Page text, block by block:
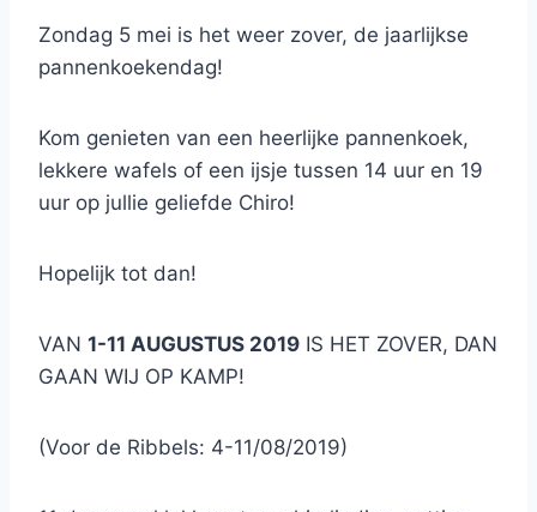
Zondag 5 mei is het weer zover, de jaarlijkse
pannenkoekendag!
Kom genieten van een heerlijke pannenkoek,
lekkere wafels of een ijsje tussen 14 uur en 19
uur op jullie geliefde Chiro!
Hopelijk tot dan!
VAN 1-11 AUGUSTUS 2019 IS HET ZOVER, DAN
GAAN WIJ OP KAMP!
(Voor de Ribbels: 4-11/08/2019)